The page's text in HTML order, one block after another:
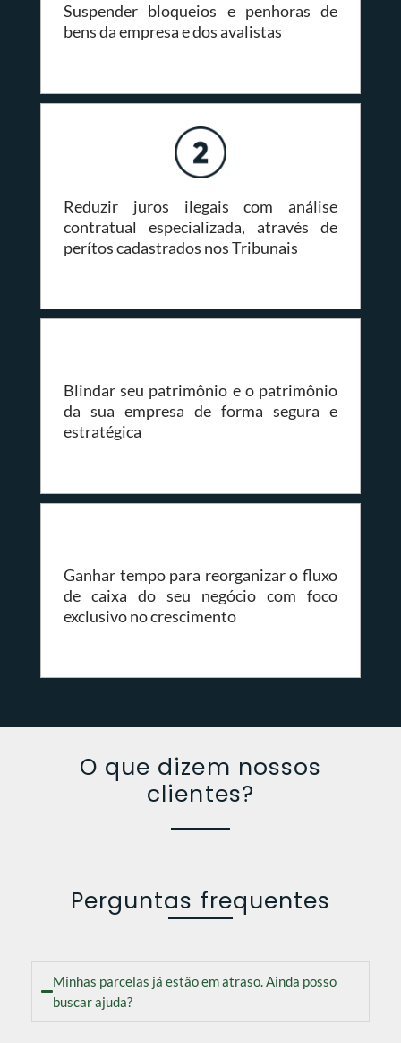
Suspender bloqueios e penhoras de
bens da empresa e dos avalistas
Reduzir juros ilegais com análise
contratual especializada, através de
perítos cadastrados nos Tribunais
Blindar seu patrimônio e o patrimônio
da sua empresa de forma segura e
estratégica
Ganhar tempo para reorganizar o fluxo
de caixa do seu negócio com foco
exclusivo no crescimento
O que dizem nossos
clientes?
Perguntas frequentes
Minhas parcelas já estão em atraso. Ainda posso
buscar ajuda?